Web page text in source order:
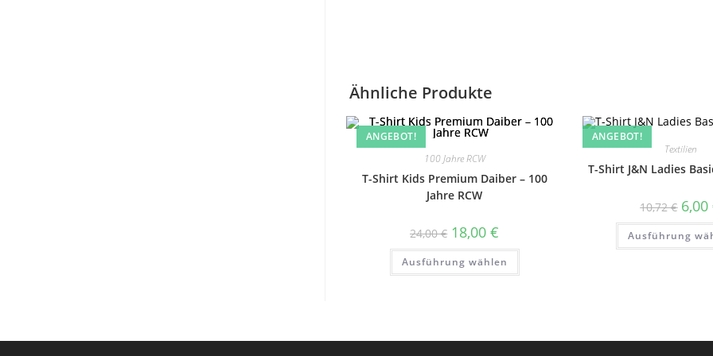
Ähnliche Produkte
ANGEBOT!
100 Jahre RCW
T-Shirt Kids Premium Daiber – 100
Jahre RCW
24,00€ Ursprünglicher
Preis
war:
24,00 €
18,00€
ist:
18,00 €.
Ausführung wählen
Dieses
weist
können
ANGEBOT!
Textilien
T-Shirt J&N Ladies
10,72€ Preis
war:
10,72
6,00
Ausführung